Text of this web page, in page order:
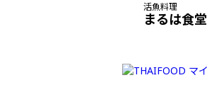
活魚料理
まるは食堂